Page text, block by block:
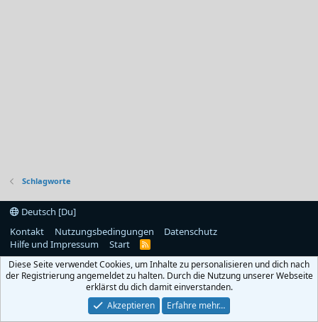
Schlagworte
Deutsch [Du]
Kontakt
Nutzungsbedingungen
Datenschutz
Hilfe und Impressum
Start
R
S
Diese Seite verwendet Cookies, um Inhalte zu personalisieren und dich nach
der Registrierung angemeldet zu halten. Durch die Nutzung unserer Webseite
erklärst du dich damit einverstanden.
Akzeptieren
Erfahre mehr…